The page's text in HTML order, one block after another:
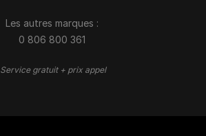
Les autres marques :​
0 806 800 361
Service gratuit + prix appel